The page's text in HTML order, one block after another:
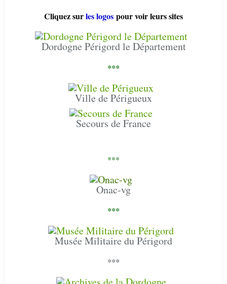
Cliquez surles logos pour voir leurs sites
Dordogne Périgord le Département
***
Ville de Périgueux
Secours de France
***
Onac-vg
***
Musée Militaire du Périgord
***